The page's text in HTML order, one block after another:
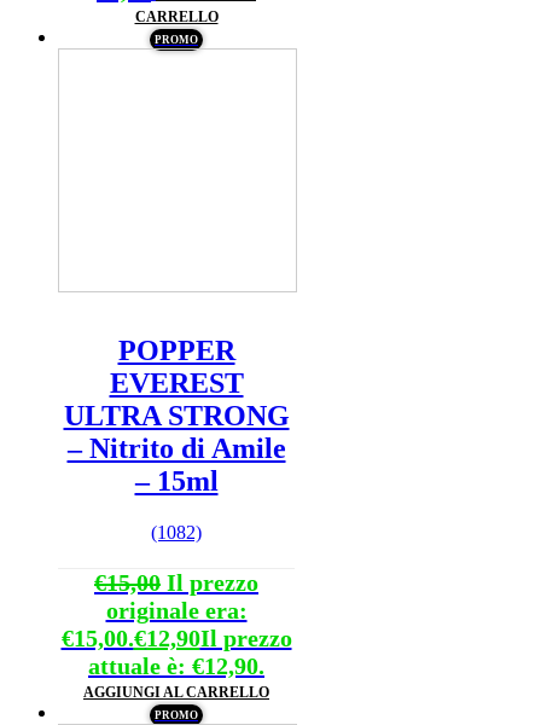
CARRELLO
PROMO
POPPER
EVEREST
ULTRA STRONG
– Nitrito di Amile
– 15ml
(1082)
€15,00 Il prezzo
originale era:
€15,00.€12,90Il prezzo
attuale è: €12,90.
AGGIUNGI AL CARRELLO
PROMO